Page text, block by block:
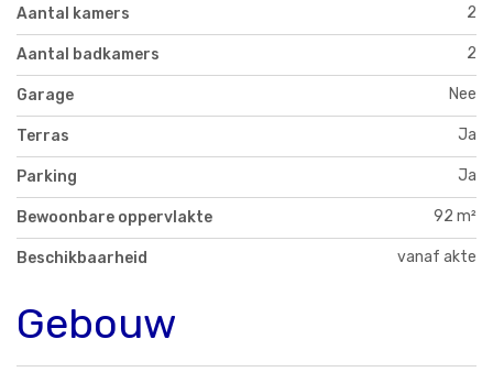
Aantal kamers 2
Aantal badkamers 2
Garage Nee
Terras Ja
Parking Ja
Bewoonbare oppervlakte 92 m²
Beschikbaarheid vanaf akte
Gebouw